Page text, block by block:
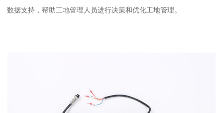
数据支持，帮助工地管理人员进行决策和优化工地管理。